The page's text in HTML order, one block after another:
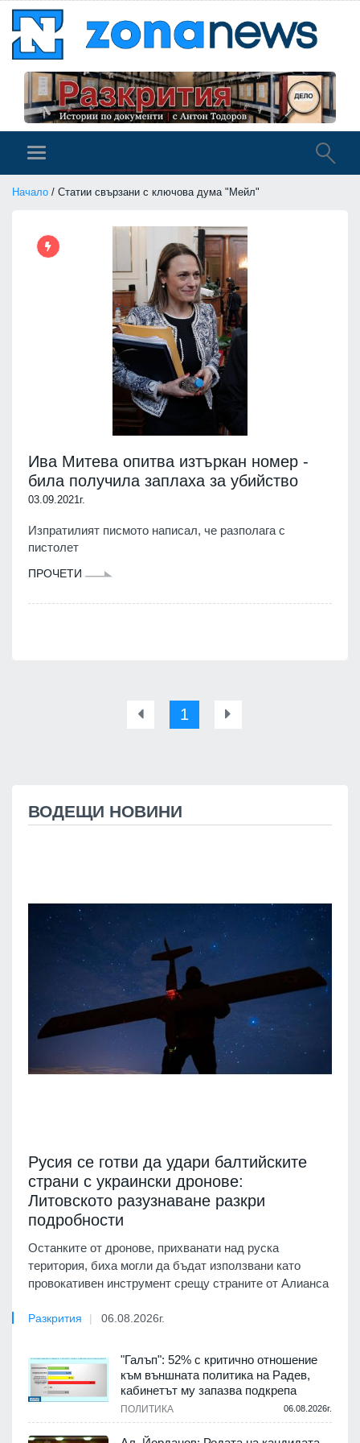
Начало / Статии свързани с ключова дума "Мейл"
Ива Митева опитва изтъркан номер -
била получила заплаха за убийство
03.09.2021г.
Изпратилият писмото написал, че разполага с
пистолет
ПРОЧЕТИ
1
ВОДЕЩИ НОВИНИ
Русия се готви да удари балтийските
страни с украински дронове:
Литовското разузнаване разкри
подробности
Останките от дронове, прихванати над руска
територия, биха могли да бъдат използвани като
провокативен инструмент срещу страните от Алианса
Разкрития 06.08.2026г.
"Галъп": 52% с критично отношение
към външната политика на Радев,
кабинетът му запазва подкрепа
ПОЛИТИКА 06.08.2026г.